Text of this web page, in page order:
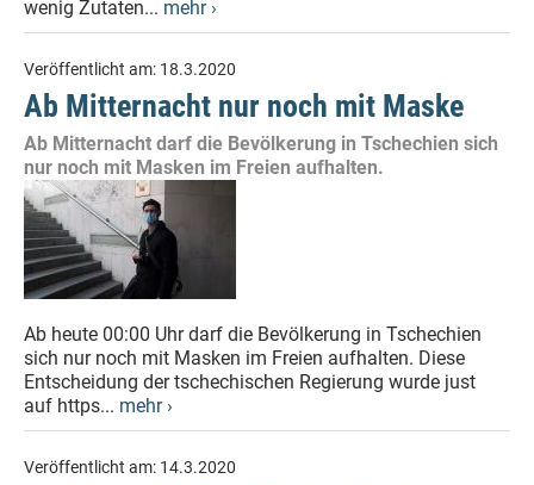
wenig Zutaten... mehr ›
Veröffentlicht am: 18.3.2020
Ab Mitternacht nur noch mit Maske
Ab Mitternacht darf die Bevölkerung in Tschechien sich
nur noch mit Masken im Freien aufhalten.
Ab heute 00:00 Uhr darf die Bevölkerung in Tschechien
sich nur noch mit Masken im Freien aufhalten. Diese
Entscheidung der tschechischen Regierung wurde just
auf https... mehr ›
Veröffentlicht am: 14.3.2020